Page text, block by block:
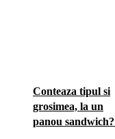
Conteaza tipul si
grosimea, la un
panou sandwich?